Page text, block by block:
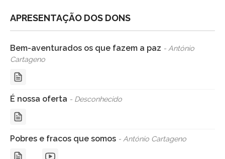
APRESENTAÇÃO DOS DONS
Bem-aventurados os que fazem a paz - António
Cartageno
É nossa oferta - Desconhecido
Pobres e fracos que somos - António Cartageno